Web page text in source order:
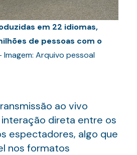
em 22 idiomas,
de pessoas com o
Imagem: Arquivo pessoal
ao vivo
direta entre os
espectadores, algo que
nos formatos